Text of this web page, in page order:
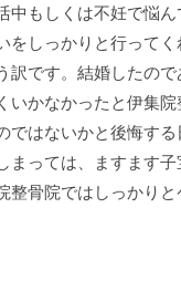
もしくは不妊で悩
しっかりと行って
です。結婚したの
かなかったと伊集
はないかと後悔す
っては、ますます
骨院ではしっかり